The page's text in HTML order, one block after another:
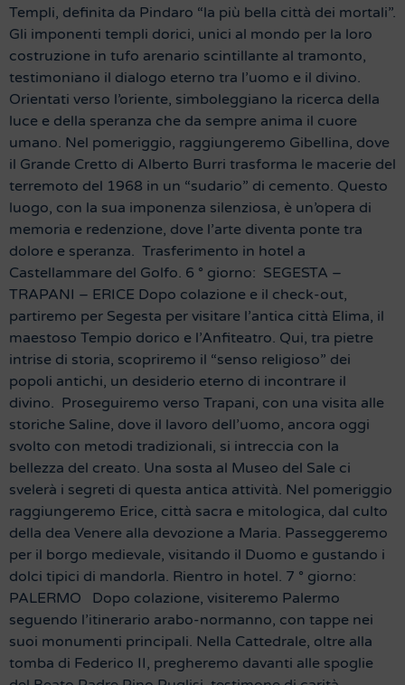
Templi, definita da Pindaro “la più bella città dei mortali”.
Gli imponenti templi dorici, unici al mondo per la loro
costruzione in tufo arenario scintillante al tramonto,
testimoniano il dialogo eterno tra l’uomo e il divino.
Orientati verso l’oriente, simboleggiano la ricerca della
luce e della speranza che da sempre anima il cuore
umano. Nel pomeriggio, raggiungeremo Gibellina, dove
il Grande Cretto di Alberto Burri trasforma le macerie del
terremoto del 1968 in un “sudario” di cemento. Questo
luogo, con la sua imponenza silenziosa, è un’opera di
memoria e redenzione, dove l’arte diventa ponte tra
dolore e speranza. Trasferimento in hotel a
Castellammare del Golfo. 6 ° giorno: SEGESTA –
TRAPANI – ERICE Dopo colazione e il check-out,
partiremo per Segesta per visitare l’antica città Elima, il
maestoso Tempio dorico e l’Anfiteatro. Qui, tra pietre
intrise di storia, scopriremo il “senso religioso” dei
popoli antichi, un desiderio eterno di incontrare il
divino. Proseguiremo verso Trapani, con una visita alle
storiche Saline, dove il lavoro dell’uomo, ancora oggi
svolto con metodi tradizionali, si intreccia con la
bellezza del creato. Una sosta al Museo del Sale ci
svelerà i segreti di questa antica attività. Nel pomeriggio
raggiungeremo Erice, città sacra e mitologica, dal culto
della dea Venere alla devozione a Maria. Passeggeremo
per il borgo medievale, visitando il Duomo e gustando i
dolci tipici di mandorla. Rientro in hotel. 7 ° giorno:
PALERMO Dopo colazione, visiteremo Palermo
seguendo l’itinerario arabo-normanno, con tappe nei
suoi monumenti principali. Nella Cattedrale, oltre alla
tomba di Federico II, pregheremo davanti alle spoglie